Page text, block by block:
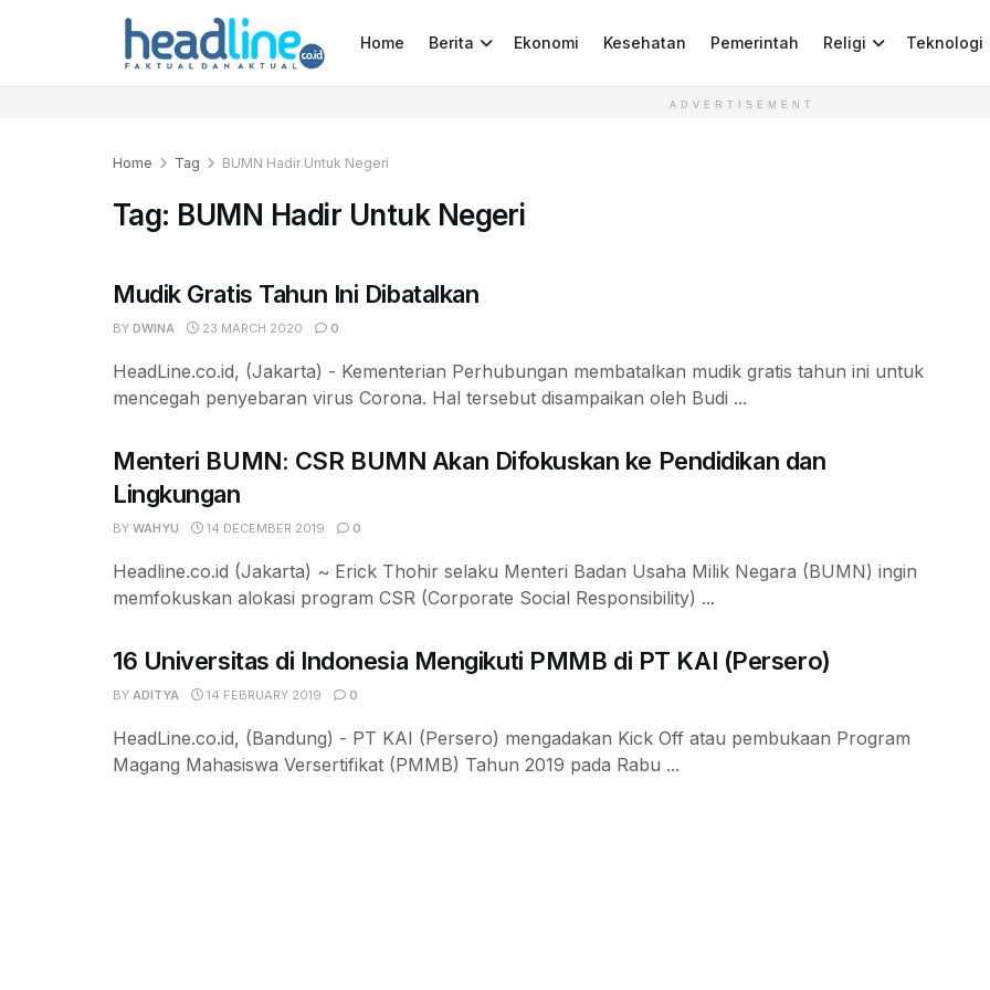
Home Berita Ekonomi Kesehatan Pemerintah Religi Teknologi
ADVERTISEMENT
Home Tag BUMN Hadir Untuk Negeri
Tag: BUMN Hadir Untuk Negeri
Mudik Gratis Tahun Ini Dibatalkan
BY DWINA 23 MARCH 2020 0
HeadLine.co.id, (Jakarta) - Kementerian Perhubungan membatalkan mudik gratis tahun ini untuk
mencegah penyebaran virus Corona. Hal tersebut disampaikan oleh Budi ...
Menteri BUMN: CSR BUMN Akan Difokuskan ke Pendidikan dan
Lingkungan
BY WAHYU 14 DECEMBER 2019 0
Headline.co.id (Jakarta) ~ Erick Thohir selaku Menteri Badan Usaha Milik Negara (BUMN) ingin
memfokuskan alokasi program CSR (Corporate Social Responsibility) ...
16 Universitas di Indonesia Mengikuti PMMB di PT KAI (Persero)
BY ADITYA 14 FEBRUARY 2019 0
HeadLine.co.id, (Bandung) - PT KAI (Persero) mengadakan Kick Off atau pembukaan Program
Magang Mahasiswa Versertifikat (PMMB) Tahun 2019 pada Rabu ...